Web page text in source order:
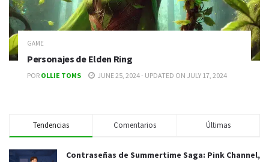
GAME
Personajes de Elden Ring
POR OLLIE TOMS JUNE 25, 2024 - UPDATED ON JULY 17, 2024
Tendencias Comentarios Últimas
Contraseñas de Summertime Saga: Pink Channel,